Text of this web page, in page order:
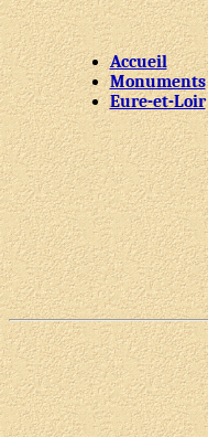
Accueil
Monuments
Eure-et-Loir